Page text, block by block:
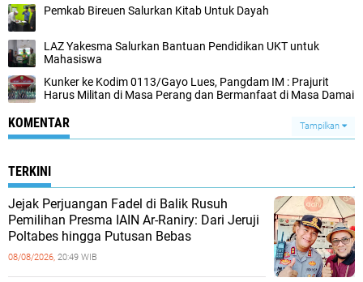
Pemkab Bireuen Salurkan Kitab Untuk Dayah
LAZ Yakesma Salurkan Bantuan Pendidikan UKT untuk
Mahasiswa
Kunker ke Kodim 0113/Gayo Lues, Pangdam IM : Prajurit
Harus Militan di Masa Perang dan Bermanfaat di Masa Damai
KOMENTAR Tampilkan
TERKINI
Jejak Perjuangan Fadel di Balik Rusuh
Pemilihan Presma IAIN Ar-Raniry: Dari Jeruji
Poltabes hingga Putusan Bebas
08/08/2026, 20:49 WIB